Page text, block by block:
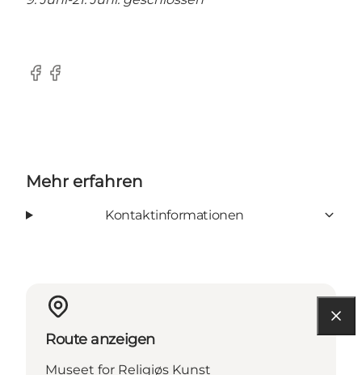
Facebook
Facebook
Mehr erfahren
Kontaktinformationen
Route anzeigen
Museet for Religiøs Kunst